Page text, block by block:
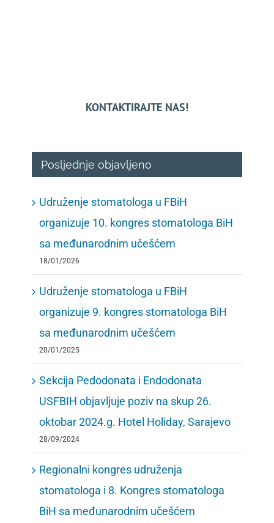
KONTAKTIRAJTE NAS!
Posljednje objavljeno
Udruženje stomatologa u FBiH
organizuje 10. kongres stomatologa BiH
sa međunarodnim učešćem
18/01/2026
Udruženje stomatologa u FBiH
organizuje 9. kongres stomatologa BiH
sa međunarodnim učešćem
20/01/2025
Sekcija Pedodonata i Endodonata
USFBIH objavljuje poziv na skup 26.
oktobar 2024.g. Hotel Holiday, Sarajevo
28/09/2024
Regionalni kongres udruženja
stomatologa i 8. Kongres stomatologa
BiH sa međunarodnim učešćem